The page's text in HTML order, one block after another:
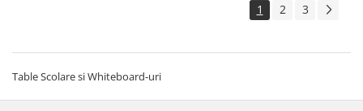
1 2 3
Table Scolare si Whiteboard-uri